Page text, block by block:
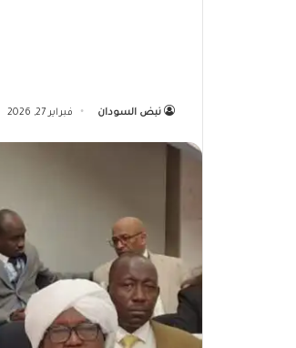
نبض السودان فبراير 27, 2026